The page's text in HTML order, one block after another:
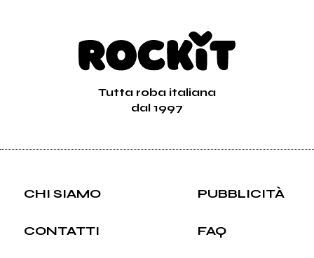
Tutta roba italiana
dal 1997
CHI SIAMO PUBBLICITÀ
CONTATTI FAQ